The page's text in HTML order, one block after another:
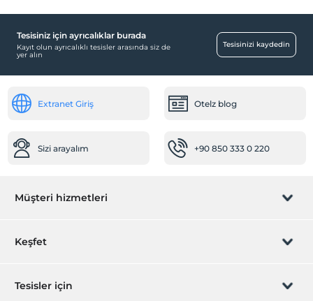
Ortak Alanlar
Market
Ana kapı giriş düz ayaktır
Hastaneye kolay ulaşım (15 dakika)
Barbekü olanağı
Tesisiniz için ayrıcalıklar burada
Kayıt olun ayrıcalıklı tesisler arasında siz de
yer alın
Tesisinizi kaydedin
Extranet Giriş Otelz blog
Sizi arayalım +90 850 333 0 220
Müşteri hizmetleri
Rezervasyon yönet
Keşfet
Hediye Kart
Tesisler için